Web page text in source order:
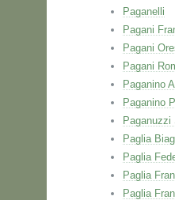
Paganelli
Pagani
Pagani
Pagani
Paganino
Paganino
Paganuzzi
Paglia
Paglia
Paglia
Paglia